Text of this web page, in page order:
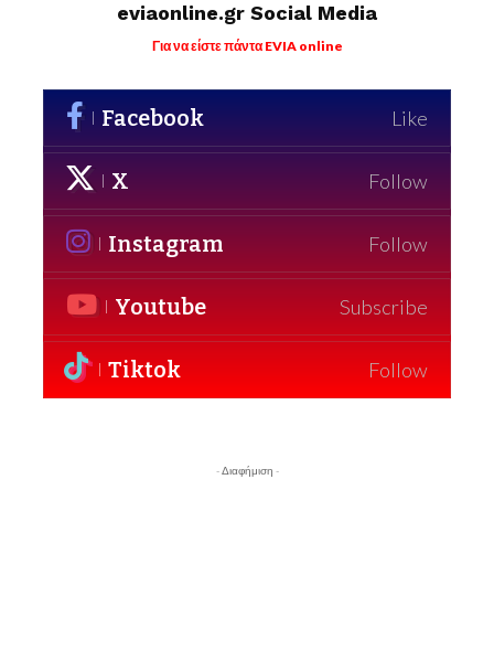
eviaonline.gr Social Media
Για να είστε πάντα EVIA online
Facebook Like
X Follow
Instagram Follow
Youtube Subscribe
Tiktok Follow
- Διαφήμιση -